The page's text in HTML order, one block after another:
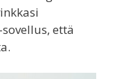
että